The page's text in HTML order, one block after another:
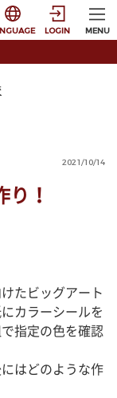
択すると言語の切
LOGIN MENU
2021/10/14
！
たビッグアート
カラーシールを
指定の色を確認
はどのような作